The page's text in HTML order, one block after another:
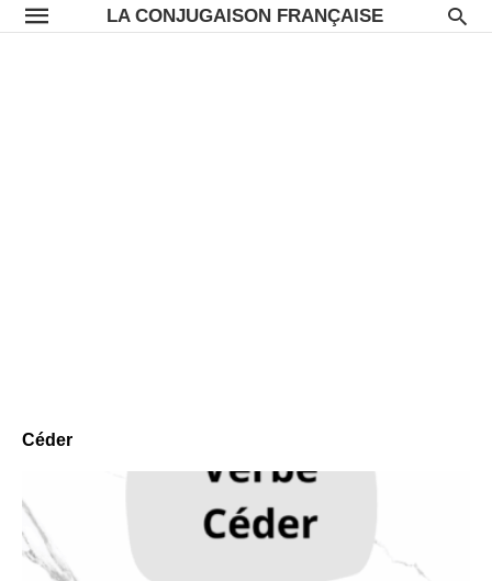
LA CONJUGAISON FRANÇAISE
Céder